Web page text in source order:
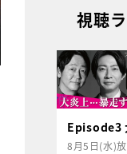
視聴
Episode3
8月5日(水)